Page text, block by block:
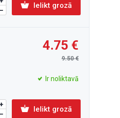
Ielikt grozā
4.75
9.50
Ir noliktavā
Ielikt grozā